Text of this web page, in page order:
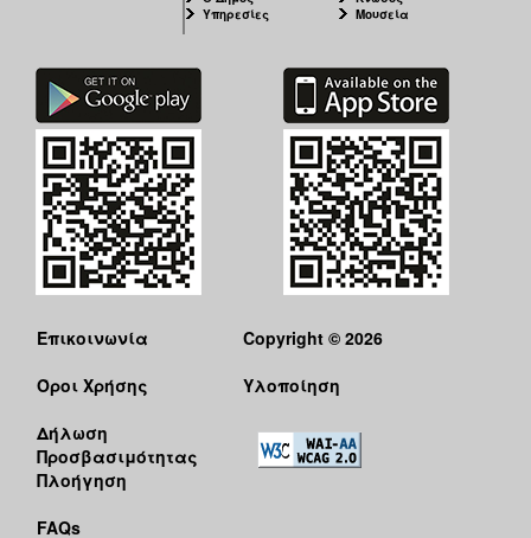
Υπηρεσίες
Μουσεία
Επικοινωνία
Όροι Χρήσης
Δήλωση
Προσβασιμότητας
Πλοήγηση
FAQs
Copyright © 2026
Υλοποίηση